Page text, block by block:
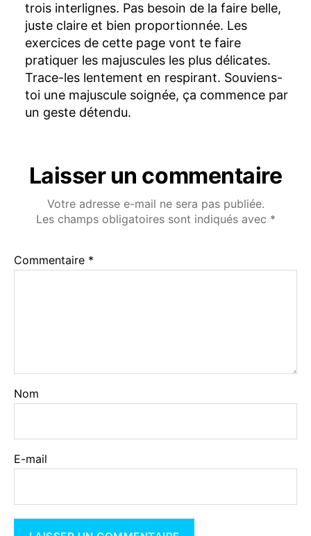
trois interlignes. Pas besoin de la faire belle,
juste claire et bien proportionnée. Les
exercices de cette page vont te faire
pratiquer les majuscules les plus délicates.
Trace-les lentement en respirant. Souviens-
toi une majuscule soignée, ça commence par
un geste détendu.
Laisser un commentaire
Votre adresse e-mail ne sera pas publiée.
Les champs obligatoires sont indiqués avec *
Commentaire *
Nom
E-mail